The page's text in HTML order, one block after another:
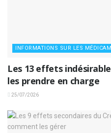
INFORMATIONS SUR LES
Les 13 effets
les prendre en charge
25/07/2026